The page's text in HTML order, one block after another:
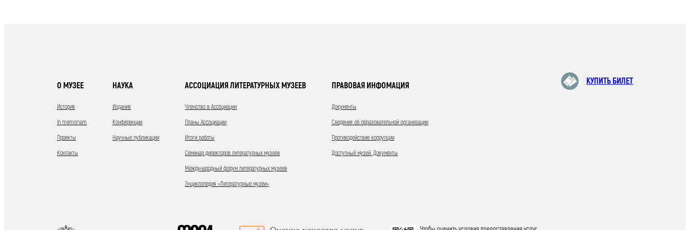
О МУЗЕЕ
История
In memoriam
Проекты
Контакты
НАУКА
Издания
Конференции
Научные публикации
АССОЦИАЦИЯ ЛИТЕРАТУРНЫХ МУЗЕЕВ
Членство в Ассоциации
Планы Ассоциации
Итоги работы
Семинар директоров литературных музеев
Международный форум литературных музеев
Энциклопедия «Литературные музеи»
ПРАВОВАЯ ИНФОМАЦИЯ
Документы
Сведения об образовательной организации
Противодействие коррупции
Доступный музей. Документы
КУПИТЬ БИЛЕТ